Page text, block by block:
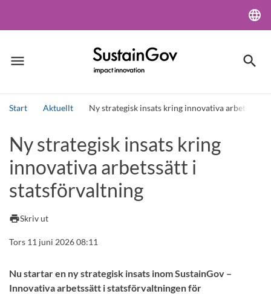
language
menu
Meny search
Sök
Start Aktuellt Ny strategisk insats kring innovativa arbetssätt
Ny strategisk insats kring
innovativa arbetssätt i
statsförvaltning
printSkriv ut
Tors 11 juni 2026 08:11
Nu startar en ny strategisk insats inom SustainGov –
Innovativa arbetssätt i statsförvaltningen för